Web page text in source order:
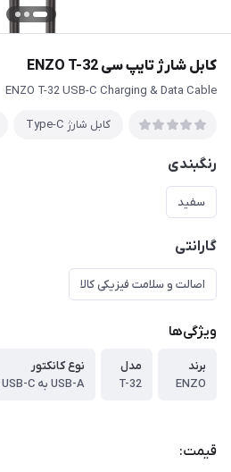
کابل شارژ تایپ سی ENZO T-32
ENZO T-32 USB-C Charging & Data Cable
کابل شارژ Type-C
رنگبندی
سفید
گارانتی
اصالت و سلامت فیزیکی کالا
ویژگی‌ها
برند
ENZO
مدل
T-32
نوع کانکتور
USB-A به USB-C (تایپ‌سی)
قیمت: